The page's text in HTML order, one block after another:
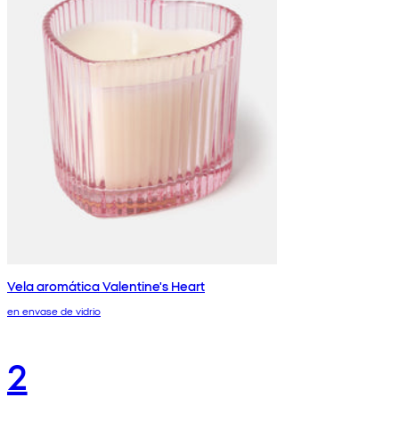
Vela aromática Valentine's Heart
en envase de vidrio
2